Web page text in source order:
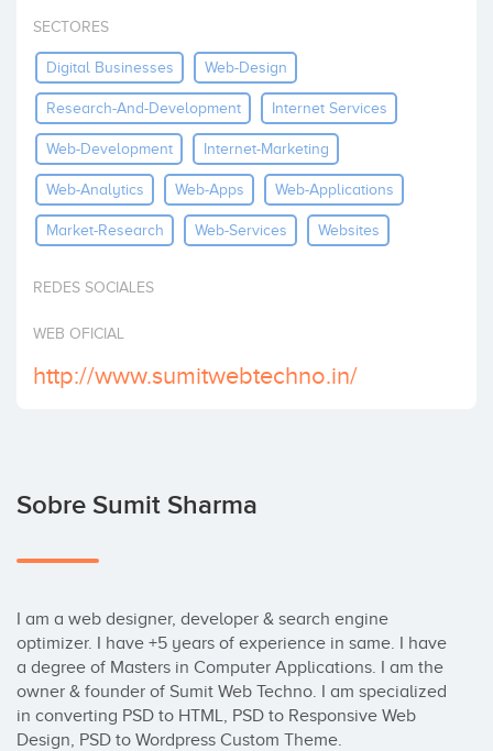
Invertir
SECTORES
Digital Businesses Web-Design
Research-And-Development Internet Services
Web-Development Internet-Marketing
Web-Analytics Web-Apps Web-Applications
Market-Research Web-Services Websites
REDES SOCIALES
WEB OFICIAL
http://www.sumitwebtechno.in/
Sobre Sumit Sharma
I am a web designer, developer & search engine
optimizer. I have +5 years of experience in same. I have
a degree of Masters in Computer Applications. I am the
owner & founder of Sumit Web Techno. I am specialized
in converting PSD to HTML, PSD to Responsive Web
Design, PSD to Wordpress Custom Theme.